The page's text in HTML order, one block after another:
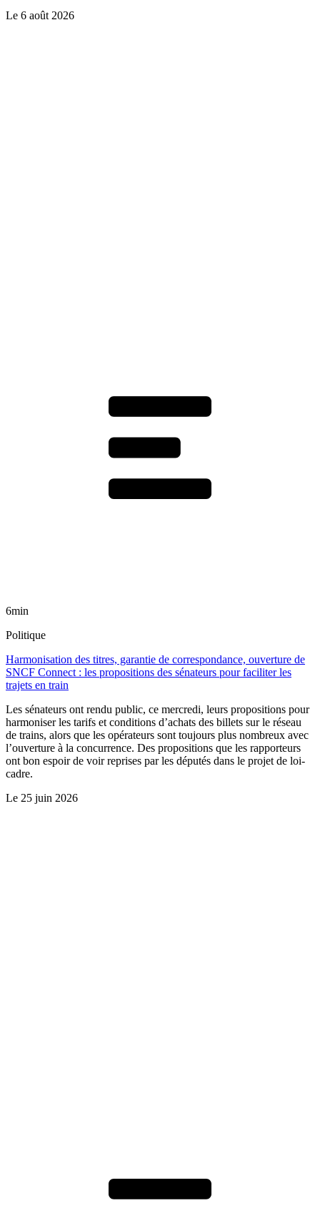
Le 6 août 2026
6min
Politique
Harmonisation des titres, garantie de correspondance, ouverture de
SNCF Connect : les propositions des sénateurs pour faciliter les
trajets en train
Les sénateurs ont rendu public, ce mercredi, leurs propositions pour
harmoniser les tarifs et conditions d’achats des billets sur le réseau
de trains, alors que les opérateurs sont toujours plus nombreux avec
l’ouverture à la concurrence. Des propositions que les rapporteurs
ont bon espoir de voir reprises par les députés dans le projet de loi-
cadre.
Le 25 juin 2026